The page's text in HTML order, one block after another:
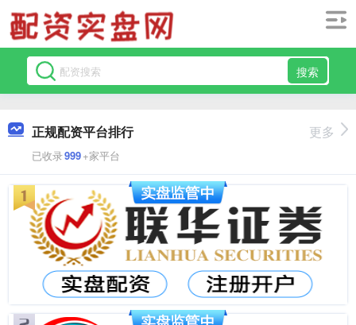
搜索
正规配资平台排行
已收录999+家平台
更多